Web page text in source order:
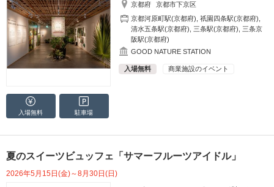
京都府
京都市下京区
京都河原町駅(京都府) ,祇園四条駅(京都府)
清水五条駅(京都府)
三条駅(京都府)
三条京
阪駅(京都府)
GOOD NATURE STATION
入場無料 商業施設のイベント
入場無料 駐車場
夏のスイーツビュッフェ「サマーフルーツアイドル」
2026年5月15日(金)～8月30日(日)